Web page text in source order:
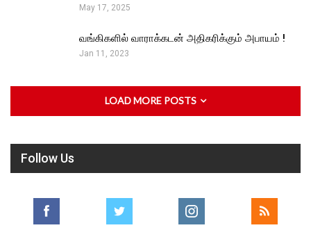
May 17, 2025
வங்கிகளில் வாராக்கடன் அதிகரிக்கும் அபாயம் !
Jan 11, 2023
LOAD MORE POSTS
Follow Us